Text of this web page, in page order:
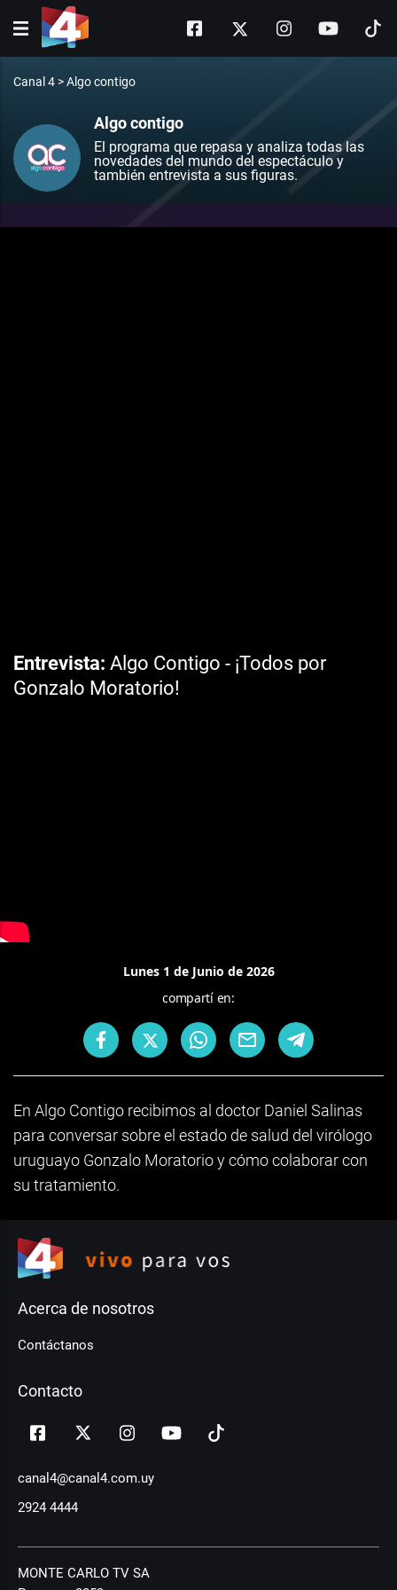
Canal 4 >Algo contigo
Algo contigo
El programa que repasa y analiza todas las
novedades del mundo del espectáculo y
también entrevista a sus figuras.
Entrevista Algo Contigo - ¡Todos por
Gonzalo Moratorio!
Lunes 1 de Junio de 2026
compartí en:
En Algo Contigo recibimos al doctor Daniel Salinas
para conversar sobre el estado de salud del virólogo
uruguayo Gonzalo Moratorio y cómo colaborar con
su tratamiento.
Acerca de nosotros
Contáctanos
Contacto
canal4@canal4.com.uy
2924 4444
MONTE CARLO TV SA